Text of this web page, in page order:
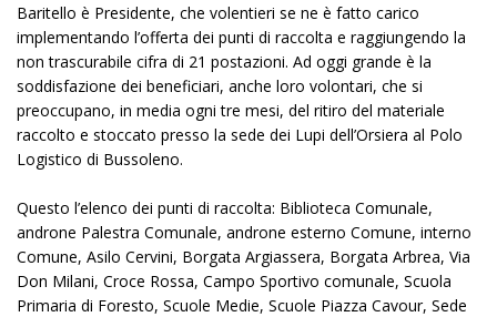
Baritello è Presidente, che volentieri se ne è fatto carico
implementando l’offerta dei punti di raccolta e raggiungendo la
non trascurabile cifra di 21 postazioni. Ad oggi grande è la
soddisfazione dei beneficiari, anche loro volontari, che si
preoccupano, in media ogni tre mesi, del ritiro del materiale
raccolto e stoccato presso la sede dei Lupi dell’Orsiera al Polo
Logistico di Bussoleno.
Questo l’elenco dei punti di raccolta: Biblioteca Comunale,
androne Palestra Comunale, androne esterno Comune, interno
Comune, Asilo Cervini, Borgata Argiassera, Borgata Arbrea, Via
Don Milani, Croce Rossa, Campo Sportivo comunale, Scuola
Primaria di Foresto, Scuole Medie, Scuole Piazza Cavour, Sede